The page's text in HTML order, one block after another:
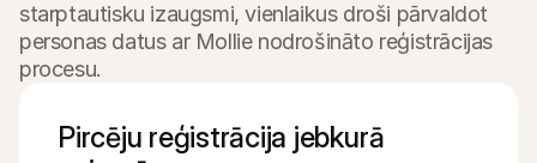
starptautisku izaugsmi, vienlaikus droši pārvaldot
personas datus ar Mollie nodrošināto reģistrācijas
procesu.
Pircēju reģistrācija jebkurā